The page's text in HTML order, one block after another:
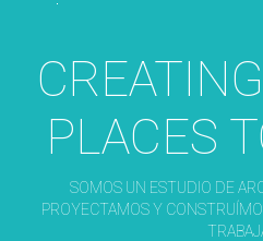
PLACES
SOMOS UN ESTUDIO DE
PROYECTAMOS Y